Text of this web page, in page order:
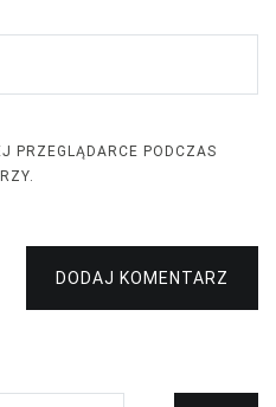
PRZEGLĄDARCE PODCZAS
DODAJ KOMENTARZ